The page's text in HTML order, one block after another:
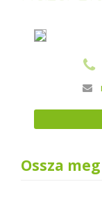
Ossza meg